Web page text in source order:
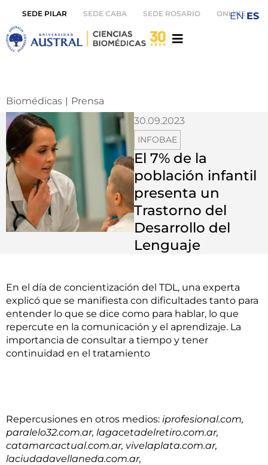
SEDE PILAR SEDE CABA SEDE ROSARIO ONLINE
Biomédicas | Prensa
30.09.2023
INFOBAE
El 7% de la
población infantil
presenta un
Trastorno del
Desarrollo del
Lenguaje
En el día de concientización del TDL, una experta
explicó que se manifiesta con dificultades tanto para
entender lo que se dice como para hablar, lo que
repercute en la comunicación y el aprendizaje. La
importancia de consultar a tiempo y tener
continuidad en el tratamiento
Repercusiones en otros medios: iprofesional.com,
paralelo32.com.ar, lagacetadelretiro.com.ar,
catamarcactual.com.ar, vivelaplata.com.ar,
laciudadavellaneda.com.ar,
EN ES